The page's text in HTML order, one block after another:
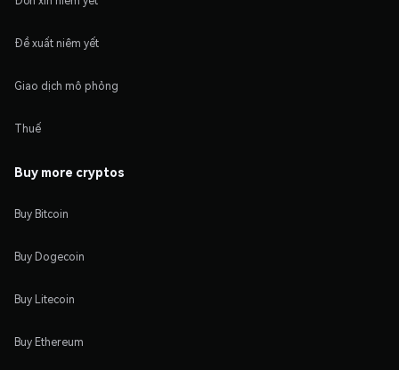
Đề xuất niêm yết
Giao dịch mô phỏng
Thuế
Buy more cryptos
Buy Bitcoin
Buy Dogecoin
Buy Litecoin
Buy Ethereum